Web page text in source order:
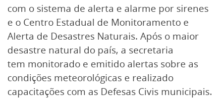
com o sistema de alerta e alarme por sirenes
e o Centro Estadual de Monitoramento e
Alerta de Desastres Naturais. Após o maior
desastre natural do país, a secretaria
tem monitorado e emitido alertas sobre as
condições meteorológicas e realizado
capacitações com as Defesas Civis municipais.